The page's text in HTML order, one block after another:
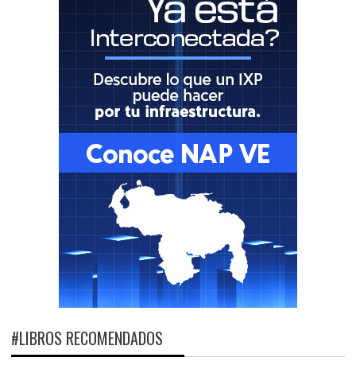
#LIBROS RECOMENDADOS